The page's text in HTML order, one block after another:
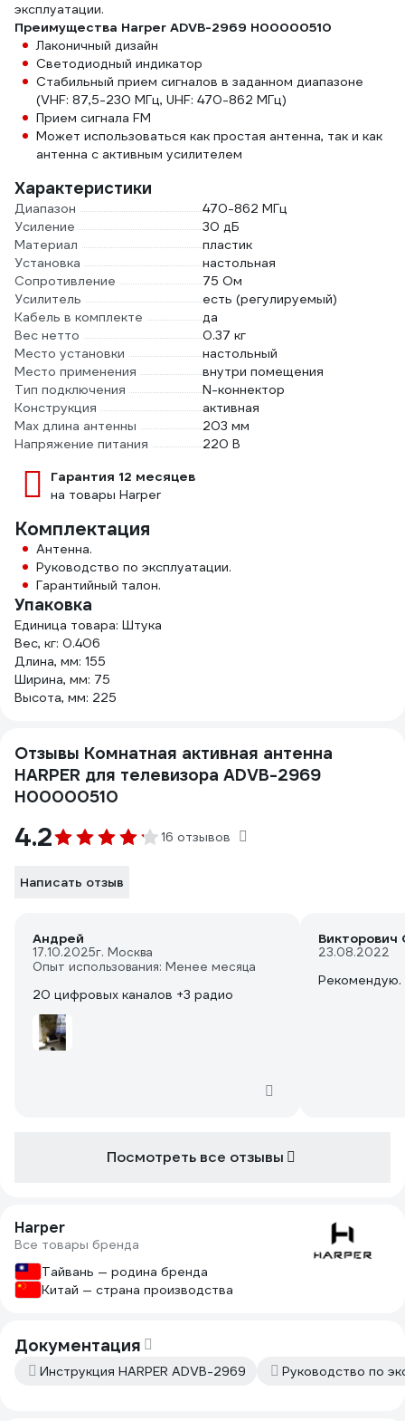
эксплуатации.
Преимущества Harper ADVB-2969 H00000510
Лаконичный дизайн
Светодиодный индикатор
Стабильный прием сигналов в заданном диапазоне
(VHF: 87,5-230 МГц, UHF: 470-862 МГц)
Прием сигнала FM
Может использоваться как простая антенна, так и как
антенна с активным усилителем
Характеристики
Диапазон
470-862 МГц
Усиление
30 дБ
Материал
пластик
Установка
настольная
Сопротивление
75 Ом
Усилитель
есть (регулируемый)
Кабель в комплекте
да
Вес нетто
0.37 кг
Место установки
настольный
Место применения
внутри помещения
Тип подключения
N-коннектор
Конструкция
активная
Мах длина антенны
203 мм
Напряжение питания
220 В
Гарантия 12 месяцев
на товары Harper
Комплектация
Антенна.
Руководство по эксплуатации.
Гарантийный талон.
Упаковка
Единица товара: Штука
Вес, кг: 0.406
Длина, мм: 155
Ширина, мм: 75
Высота, мм: 225
Отзывы Комнатная активная антенна
HARPER для телевизора ADVB-2969
H00000510
4.2 16 отзывов
Написать отзыв
Андрей
17.10.2025г. Москва
Опыт использования: Менее месяца
20 цифровых каналов +3 радио
Викторович
23.08.2022
Рекомендую.
Посмотреть все отзывы
Harper
Все товары бренда
Тайвань — родина бренда
Китай — страна производства
Документация
Инструкция HARPER ADVB-2969 Руководство по